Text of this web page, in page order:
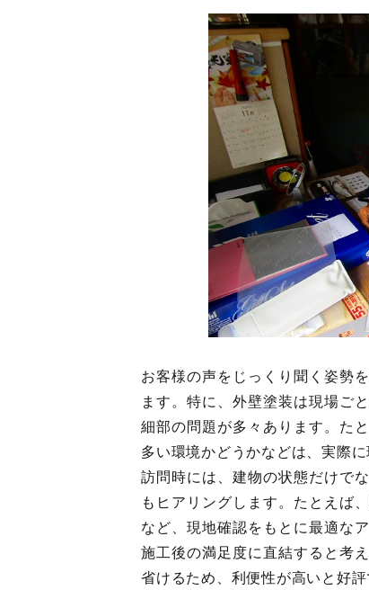
お客様の声をじっくり聞く姿勢
ます。特に、外壁塗装は現場ご
細部の問題が多々あります。た
多い環境かどうかなどは、実際
訪問時には、建物の状態だけで
もヒアリングします。たとえば
など、現地確認をもとに最適な
施工後の満足度に直結すると考
省けるため、利便性が高いと好評